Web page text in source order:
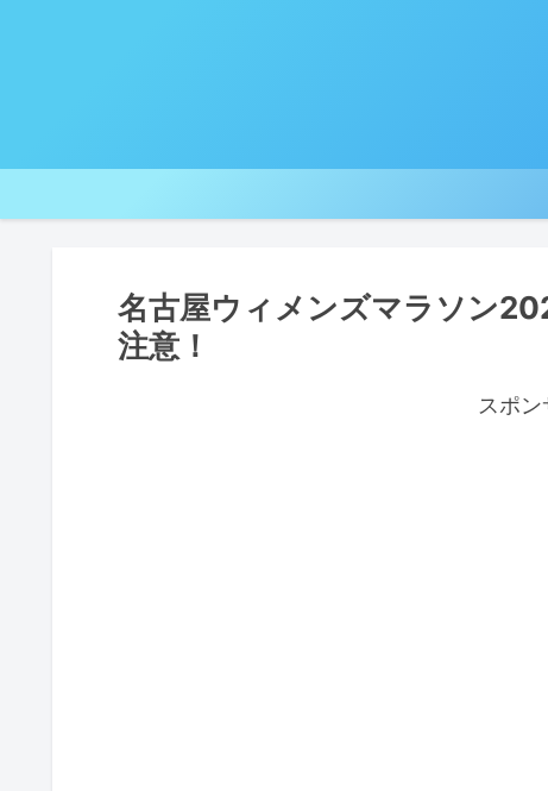
名古屋ウィメンズマラソン
注意！
スポ